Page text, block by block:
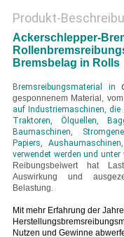
Produkt-
Ackerschlepper-
Bremsbelag in Rolls
Bremsreibungsmaterial in
gesponnenem Material,
auf Industriemaschinen,
Traktoren, Ölquellen,
Baumaschinen,
Papiers,
verwendet werden und unter
Reibungsbeiwert hat
Auswirkung und
Belastung.
Mit mehr Erfahrung der
Nutzen und Gewinne